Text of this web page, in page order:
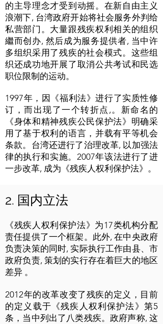
的主导理念才受到动摇。在新自由主义
浪潮下, 台湾政府开始将社会服务外判给
私营部门。大量跟残疾权利相关的组织
繼而创办, 然后成为服务提供者, 当中许
多组织采用了残疾的社会模式。这些组
织还成功地开展了取消公共考试和民选
职位限制的运动。
1997年，因《福利法》进行了实质性修
订，而出现了一个转折点,。新命名的
《身体和精神残疾公民保护法》明确采
用了基于权利的语言，并载有平等机会
条款。台湾还进行了治理改革, 以加强法
律的执行和实施。2007年该法进行了进
一步改革, 成为《残疾人权利保护法》。
2. 国内立法
《残疾人权利保护法》为17类机构分配
责任提供了一个框架。此外, 在中央政府
负责决策的同时, 实际执行工作由县、市
政府负责, 策划的实行存在着巨大的地区
差异 。
2012年的改革改变了残疾的定义，目前
的定义载于《残疾人权利保护法》第5
条，当中列出了八类残疾。政府声称, 这